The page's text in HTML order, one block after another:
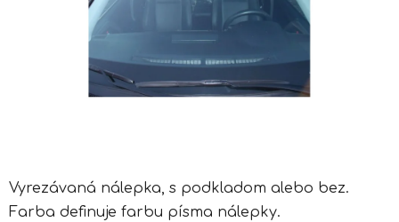
Vyrezávaná nálepka, s podkladom alebo bez.
Farba definuje farbu písma nálepky.